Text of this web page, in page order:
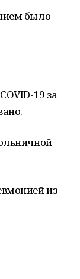
было
19 за
из